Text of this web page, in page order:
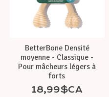
BetterBone Densité
moyenne - Classique -
Pour mâcheurs légers à
forts
18,99$CA